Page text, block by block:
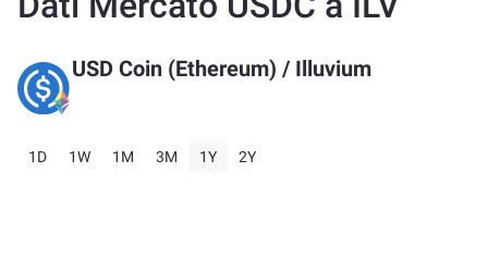
USD Coin (Ethereum) / Illuvium
1D 1W 1M 3M 1Y 2Y